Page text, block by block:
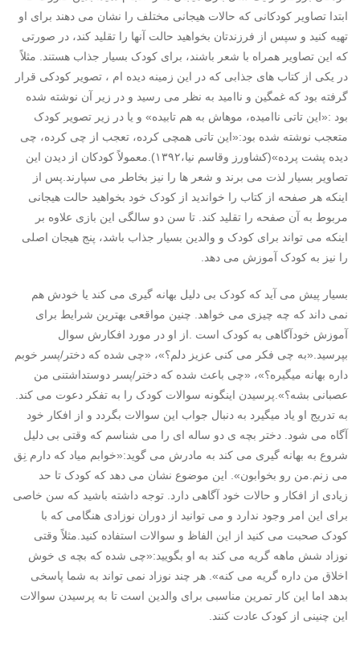
ابتدا تصاویر کودکانی که حالات هیجانی مختلف را نشان می دهند برای او
تهیه کنید و سپس از فرزندتان بخواهید حالت آنها را تقلید کند، در صورتی
که این تصاویر همراه با شعر باشند، برای کودک بسیار جذاب هستند. مثلاً
در یکی از کتاب های جذابی که در این زمینه دیده ام ، تصویر کودکی قرار
گرفته بود که غمگین و ناامید به نظر می رسید و در زیر آن نوشته شده
بود :«این تاتی ناامیده، موهاش به هم تابیده» و یا در زیر تصویر کودک
متعجب نوشته شده بود:«این تاتی همچی کرده، تعجب از چی کرده، چی
دیده پشت پرده»(کشاورز وقاسم نیا،۱۳۹۲).معمولاً کودکان از دیدن این
تصاویر بسیار لذت می برند و شعر ها را نیز بخاطر می سپارند.پس از
اینکه هر صفحه از کتاب را خواندید از کودک خود بخواهید حالت هیجانی
مربوط به آن صفحه را تقلید کند. تا سن دو سالگی این بازی علاوه بر
اینکه می تواند برای کودک و والدین بسیار جذاب باشد، پنج هیجان اصلی
را نیز به کودک آموزش می دهد.
بسیار پیش می آید که کودک بی دلیل بهانه گیری می کند یا خودش هم
نمی داند که چه چیزی می خواهد. چنین مواقعی بهترین شرایط برای
آموزش خودآگاهی به کودک است .از او در مورد افکارش سوال
بپرسید.«به چی فکر می کنی عزیز دلم؟»، «چی شده که دختر/پسر خوبم
داره بهانه میگیره؟»، «چی باعث شده که دختر/پسر دوستداشتنی من
عصبانی بشه؟».پرسیدن اینگونه سوالات کودک را به تفکر دعوت می کند.
به تدریج او یاد میگیرد به دنبال جواب این سوالات بگردد و از افکار خود
آگاه می شود. دختر بچه ی دو ساله ای را می شناسم که وقتی بی دلیل
شروع به بهانه گیری می کند به مادرش می گوید:«خوابم میاد که دارم نِق
می زنم.من رو بخوابون». این موضوع نشان می دهد که کودک تا حد
زیادی از افکار و حالات خود آگاهی دارد. توجه داشته باشید که سن خاصی
برای این امر وجود ندارد و می توانید از دوران نوزادی هنگامی که با
کودک صحبت می کنید از این الفاظ و سوالات استفاده کنید.مثلاً وقتی
نوزاد شش ماهه گریه می کند به او بگویید:«چی شده که بچه ی خوش
اخلاق من داره گریه می کنه». هر چند نوزاد نمی تواند به شما پاسخی
بدهد اما این کار تمرین مناسبی برای والدین است تا به پرسیدن سوالات
این چنینی از کودک عادت کنند.